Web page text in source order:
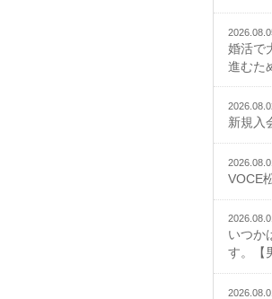
婚活で
進むた
新規入
VOCE
いつか
す。【